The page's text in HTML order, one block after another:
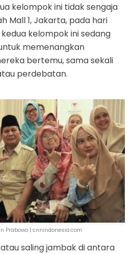
kelompok ini tidak sengaja
Mall 1, Jakarta, pada hari
kelompok ini sedang
memenangkan
bertemu, sama sekali
perdebatan.
Prabowo | cnnindonesia.com
saling jambak di antara